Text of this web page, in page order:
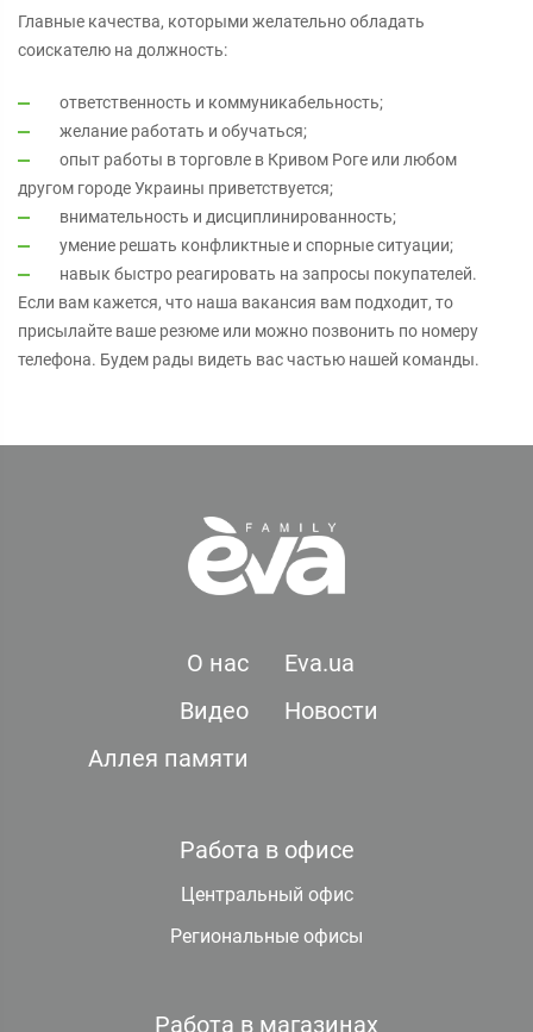
Главные качества, которыми желательно обладать
соискателю на должность:
ответственность и коммуникабельность;
желание работать и обучаться;
опыт работы в торговле в Кривом Роге или любом
другом городе Украины приветствуется;
внимательность и дисциплинированность;
умение решать конфликтные и спорные ситуации;
навык быстро реагировать на запросы покупателей.
Если вам кажется, что наша вакансия вам подходит, то
присылайте ваше резюме или можно позвонить по номеру
телефона. Будем рады видеть вас частью нашей команды.
О нас
Eva.ua
Видео
Новости
Аллея памяти
Работа в офисе
Центральный офис
Региональные офисы
Работа в магазинах